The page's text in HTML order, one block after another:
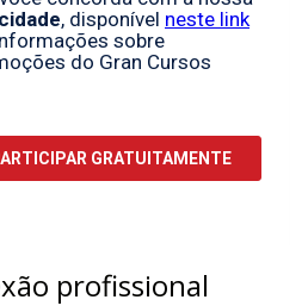
profissional